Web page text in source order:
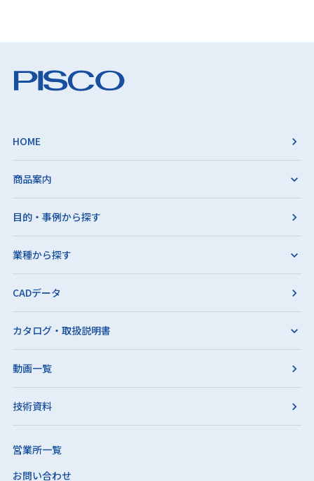
HOME
商品案内
目的・事例から探す
業種から探す
CADデータ
カタログ・取扱説明書
動画一覧
技術資料
営業所一覧
お問い合わせ